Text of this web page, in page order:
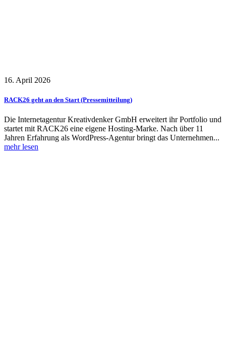
16. April 2026
RACK26 geht an den Start (Pressemitteilung)
Die Internetagentur Kreativdenker GmbH erweitert ihr Portfolio und
startet mit RACK26 eine eigene Hosting-Marke. Nach über 11
Jahren Erfahrung als WordPress-Agentur bringt das Unternehmen...
mehr lesen